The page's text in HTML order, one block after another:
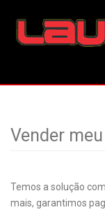
Vender meu
Temos a solução
mais, garantimos